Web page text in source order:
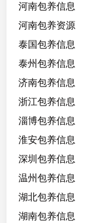
河南包养信息
河南包养资源
泰国包养信息
泰州包养信息
济南包养信息
浙江包养信息
淄博包养信息
淮安包养信息
深圳包养信息
温州包养信息
湖北包养信息
湖南包养信息